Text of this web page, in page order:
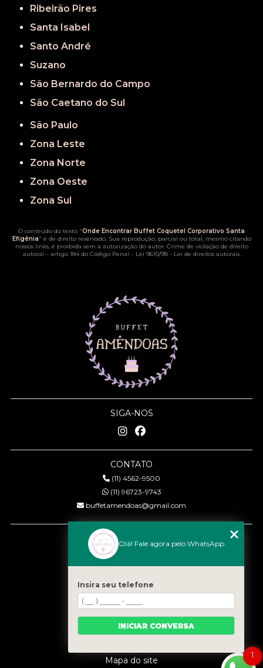
Ribeirão Pires
Santa Isabel
Santo André
Suzano
São Bernardo do Campo
São Caetano do Sul
São Paulo
Zona Leste
Zona Norte
Zona Oeste
Zona Sul
O conteúdo do texto "Onde Encontrar Buffet Coquetel Corporativo Santa
Efigênia" é de direito reservado. Sua reprodução, parcial ou total, mesmo citando
nossos links, é proibida sem a autorização do autor. Crime de violação de direito
autoral – artigo 184 do Código Penal – Lei 9610/98 - Lei de direitos autorais.
SIGA-NOS
CONTATO
(11) 4562-9500
(11) 96723-9743
buffetamendoas@gmail.com
MENU
Quem somos
Serviços
Eventos
Gastronomia
Contato
Mapa do site
1
Olá! Fale agora pelo WhatsApp
Insira seu telefone
INICIAR CONVERSA